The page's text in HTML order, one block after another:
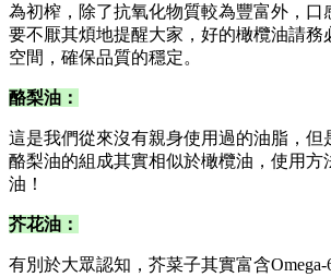
為初榨，除了抗氧化物質較為豐富外，口
要不厭其煩地提醒大家，好的橄欖油請務
空間，確保品質的穩定。
酪梨油：
這是我們從來沒有親身使用過的油脂，但
酪梨油的組成其實相似於橄欖油，使用方
油！
芥花油：
有別於大眾認知，芥菜子其實富含Omega-